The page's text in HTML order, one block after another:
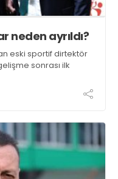
neden ayrıldı?
eski sportif dirtektör
sonrası ilk